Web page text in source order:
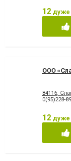
12 дуже
ООО
84116,
0(95)228-
12 дуже